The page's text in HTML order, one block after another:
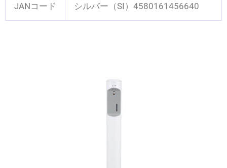
JANコード シルバー（SI）4580161456640